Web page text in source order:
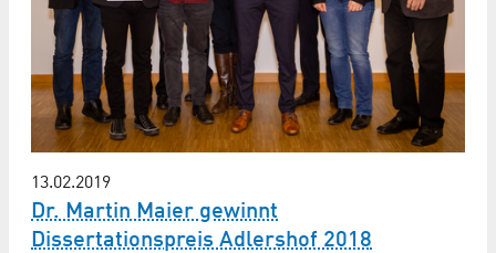
13.02.2019
Dr. Martin Maier gewinnt
Dissertationspreis Adlershof 2018